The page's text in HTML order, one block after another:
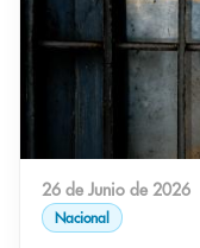
26 de Junio de 2026
Nacional